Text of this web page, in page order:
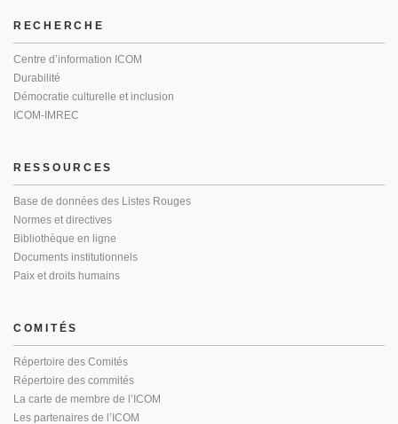
RECHERCHE
Centre d’information ICOM
Durabilité
Démocratie culturelle et inclusion
ICOM-IMREC
RESSOURCES
Base de données des Listes Rouges
Normes et directives
Bibliothèque en ligne
Documents institutionnels
Paix et droits humains
COMITÉS
Répertoire des Comités
Répertoire des commités
La carte de membre de l’ICOM
Les partenaires de l’ICOM